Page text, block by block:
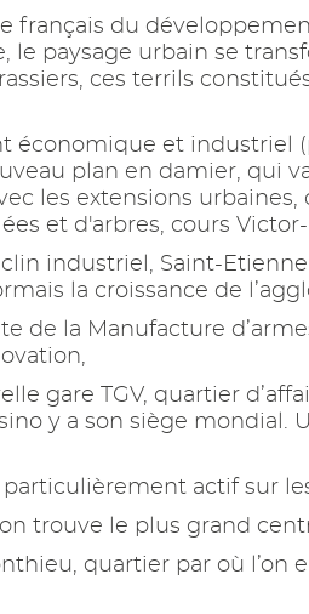
français du
le paysage urbain se
ces terrils
économique et industriel
plan en damier, qui
les extensions urbaines,
et d'arbres, cours
industriel, Saint-
la croissance de
de la Manufacture
gare TGV, quartier
y a son siège mondial.
actif sur
trouve le plus grand
quartier par où l’on